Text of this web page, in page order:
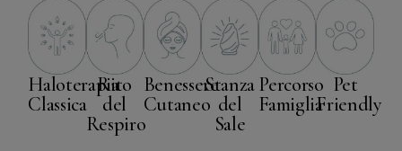
Haloterapia
Classica
Rito
del
Respiro
Benessere
Cutaneo
Stanza
del
Sale
Percorso
Famiglia
Pet
Friendly